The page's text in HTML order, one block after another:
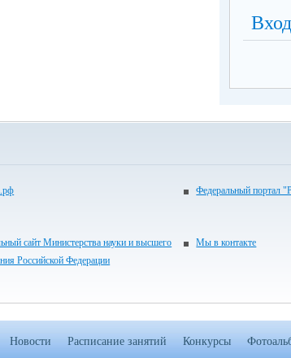
Федеральный портал
сайт Министерства науки и высшего
Российской Федерации
Мы в контакте
Новости Расписание занятий Конкурсы